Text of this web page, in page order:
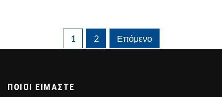
Σελιδοποίηση
1 2 Επόμενο
ΠΟΙΟΊ ΕΊΜΑΣΤΕ